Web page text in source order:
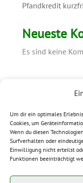
Um dir ein optimales
Cookies, um
Wenn du diesen
Surfverhalten oder
Einwilligung nicht erteilst
Funktionen beeinträchtigt
Pfandkredit
Neueste
Es sind keine
Impressum
Gesetze